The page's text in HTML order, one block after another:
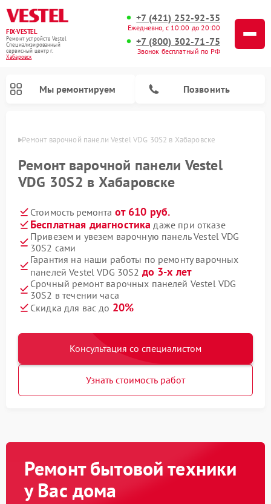
FIX-VESTEL
Ремонт устройств Vestel
Специализированный
cервисный центр г.
Хабаровск
+7 (421) 252-92-35
Ежедневно, с 10:00 до 20:00
+7 (800) 302-71-75
Звонок бесплатный по РФ
Мы ремонтируем Позвонить
Ремонт варочной панели Vestel VDG 30S2 в Хабаровске
Ремонт варочной панели Vestel
VDG 30S2 в Хабаровске
Стоимость ремонта от 610 руб.
Бесплатная диагностика даже при отказе
Привезем и увезем варочную панель Vestel VDG
30S2 сами
Гарантия на наши работы по ремонту варочных
панелей Vestel VDG 30S2 до 3-х лет
Срочный ремонт варочных панелей Vestel VDG
30S2 в течении часа
Скидка для вас до 20%
Консультация со специалистом
Узнать стоимость работ
Ремонт бытовой техники
у Вас дома